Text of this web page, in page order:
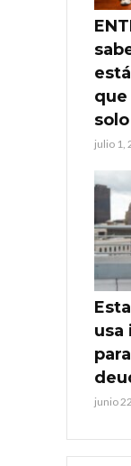
julio 1,
usa
junio